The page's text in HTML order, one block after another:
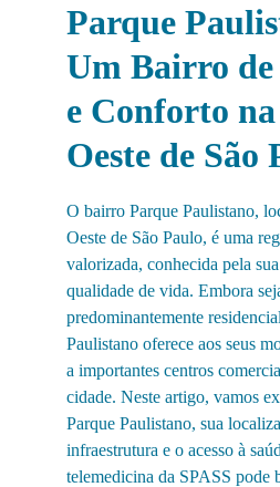
Parque
Um Bairro
e Conforto
Oeste de São
O bairro Parque Paulistano,
Oeste de São Paulo, é uma
valorizada, conhecida pela
qualidade de vida. Embora
predominantemente
Paulistano oferece aos seus
a importantes centros
cidade. Neste artigo, vamos
Parque Paulistano, sua
infraestrutura e o acesso à
telemedicina da SPASS pode